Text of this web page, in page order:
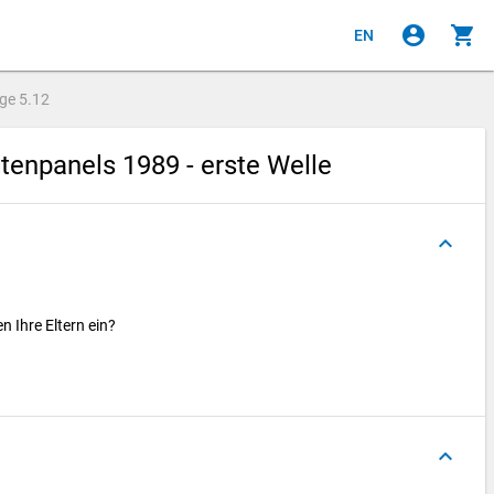
EN account_circle shopping_cart
5.12
1989 - erste Welle
keyboard_arrow_up
Ihre Eltern ein?
keyboard_arrow_up